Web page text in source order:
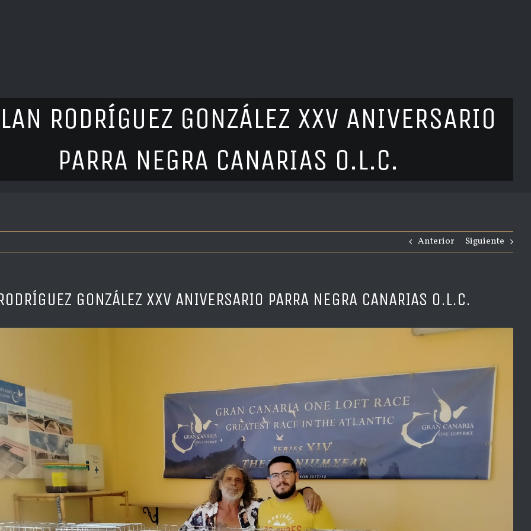
RODRÍGUEZ GONZÁLEZ XXV ANIVERSARIO
PARRA NEGRA CANARIAS O.L.C.
Anterior Siguiente
GONZÁLEZ XXV ANIVERSARIO PARRA NEGRA CANARIAS O.L.C.